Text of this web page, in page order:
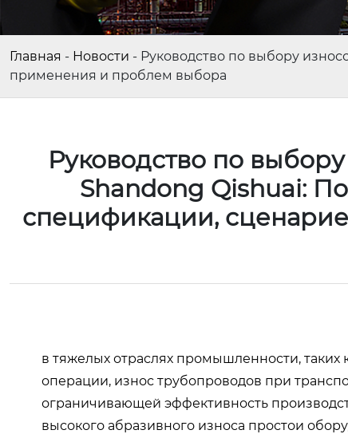
Главная - Новости - Руководство по выбору
применения и проблем выбора
Руководство по
Shandong Qishuai:
спецификации,
в тяжелых отраслях промышленности,
операции, износ трубопроводов при
ограничивающей эффективность
высокого абразивного износа простои